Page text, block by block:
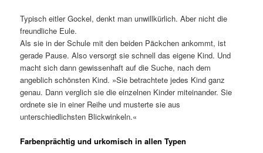
Typisch eitler Gockel, denkt man unwillkürlich. Aber nicht die
freundliche Eule.
Als sie in der Schule mit den beiden Päckchen ankommt, ist
gerade Pause. Also versorgt sie schnell das eigene Kind. Und
macht sich dann gewissenhaft auf die Suche, nach dem
angeblich schönsten Kind. »Sie betrachtete jedes Kind ganz
genau. Dann verglich sie die einzelnen Kinder miteinander. Sie
ordnete sie in einer Reihe und musterte sie aus
unterschiedlichsten Blickwinkeln.«
Farbenprächtig und urkomisch in allen Typen